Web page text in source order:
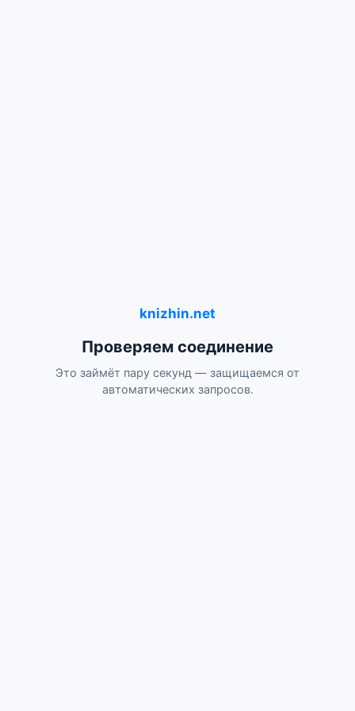
knizhin.net
Проверяем соединение
Это займёт пару секунд — защищаемся от
автоматических запросов.